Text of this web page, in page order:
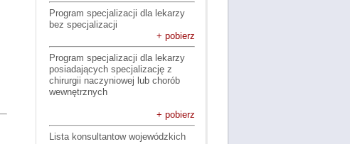
Program specjalizacji dla lekarzy
bez specjalizacji
+ pobierz
Program specjalizacji dla lekarzy
posiadających specjalizację z
chirurgii naczyniowej lub chorób
wewnętrznych
+ pobierz
Lista konsultantow wojewódzkich